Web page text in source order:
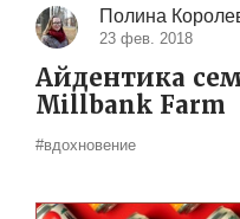
Полина
23 фев. 2018
Айдентика
Millbank Farm
#вдохновение